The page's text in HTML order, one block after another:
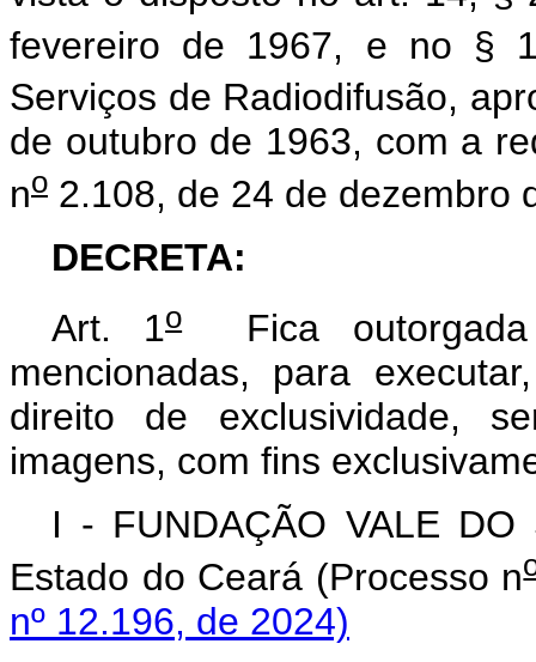
fevereiro de 1967, e no §
Serviços de Radiodifusão,
de outubro de 1963, com a
no 2.108, de 24 de dezembro
DECRETA:
Art. 1oFica outorgada
mencionadas, para
direito de exclusividade,
imagens, com fins
I - FUNDAÇÃO VALE
Estado do Ceará (Processo n
nº 12.196, de 2024)